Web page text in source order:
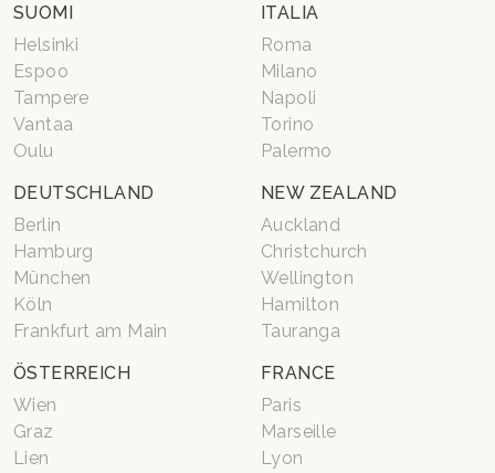
SUOMI
Helsinki
Espoo
Tampere
Vantaa
Oulu
ITALIA
Roma
Milano
Napoli
Torino
Palermo
DEUTSCHLAND
Berlin
Hamburg
München
Köln
Frankfurt am Main
NEW ZEALAND
Auckland
Christchurch
Wellington
Hamilton
Tauranga
ÖSTERREICH
Wien
Graz
Lien
FRANCE
Paris
Marseille
Lyon